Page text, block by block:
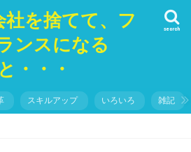
社を捨てて、フ
ンスになる
と・・・
search
スキルアップ いろいろ 雑記